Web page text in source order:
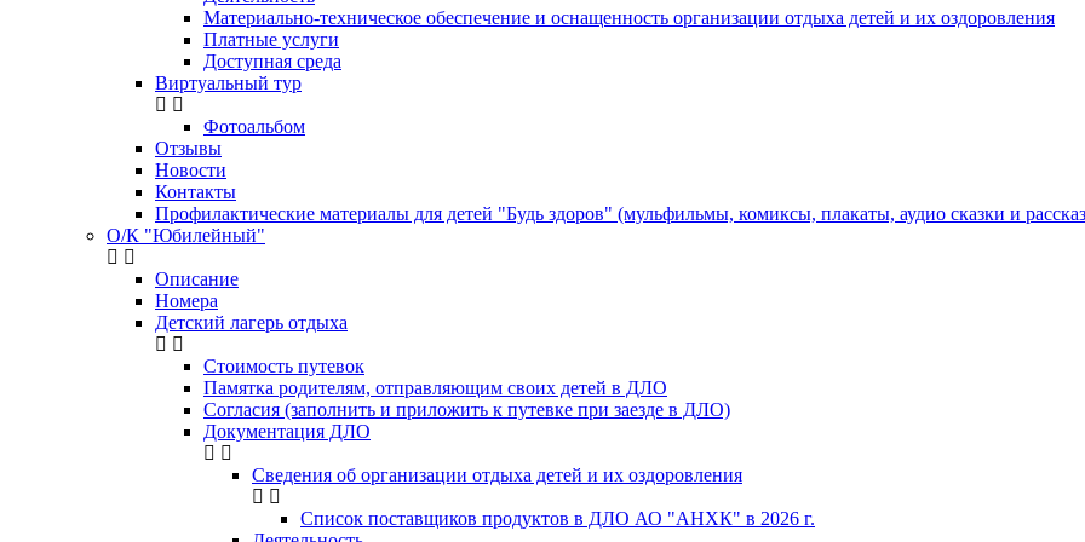
Материально-техническое обеспечение и оснащенность организации отдыха детей и их оздоровления
Платные услуги
Доступная среда
Виртуальный тур
Фотоальбом
Отзывы
Новости
Контакты
Профилактические материалы для детей "Будь здоров" (мульфильмы, комиксы, плакаты, аудио сказки и
О/К "Юбилейный"
Описание
Номера
Детский лагерь отдыха
Стоимость путевок
Памятка родителям, отправляющим своих детей в ДЛО
Согласия (заполнить и приложить к путевке при заезде в ДЛО)
Документация ДЛО
Сведения об организации отдыха детей и их оздоровления
Список поставщиков продуктов в ДЛО АО "АНХК" в 2026 г.